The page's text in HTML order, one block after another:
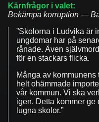
Kärnfrågor i valet:
Bekämpa korruption —
”Skolorna i Ludvika är
ungdomar har på
rånade. Även
för en stackars flicka.
Många av
helt ohämmade
vår kommun. Vi ska
igen. Detta kommer ge
lugna skolor.”